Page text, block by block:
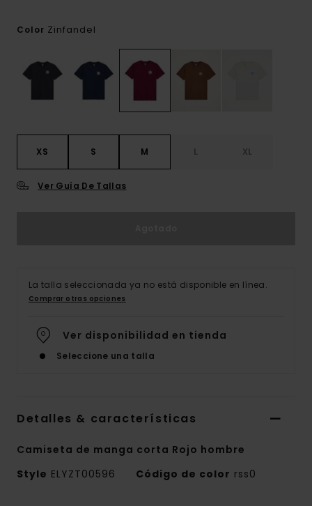
Color Zinfandel
XS S M L XL
Ver Guía De Tallas
La talla seleccionada ya no está disponible en línea.
Comprar otras opciones
Ver disponibilidad en tienda
Seleccione una talla
Detalles & características
Camiseta de manga corta Rojo hombre
Style ELYZT00596 Código de color rss0